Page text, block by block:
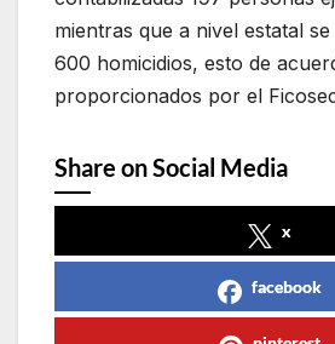
mientras que a nivel estatal
600 homicidios, esto de
proporcionados por el
Share on Social Media
x
facebook